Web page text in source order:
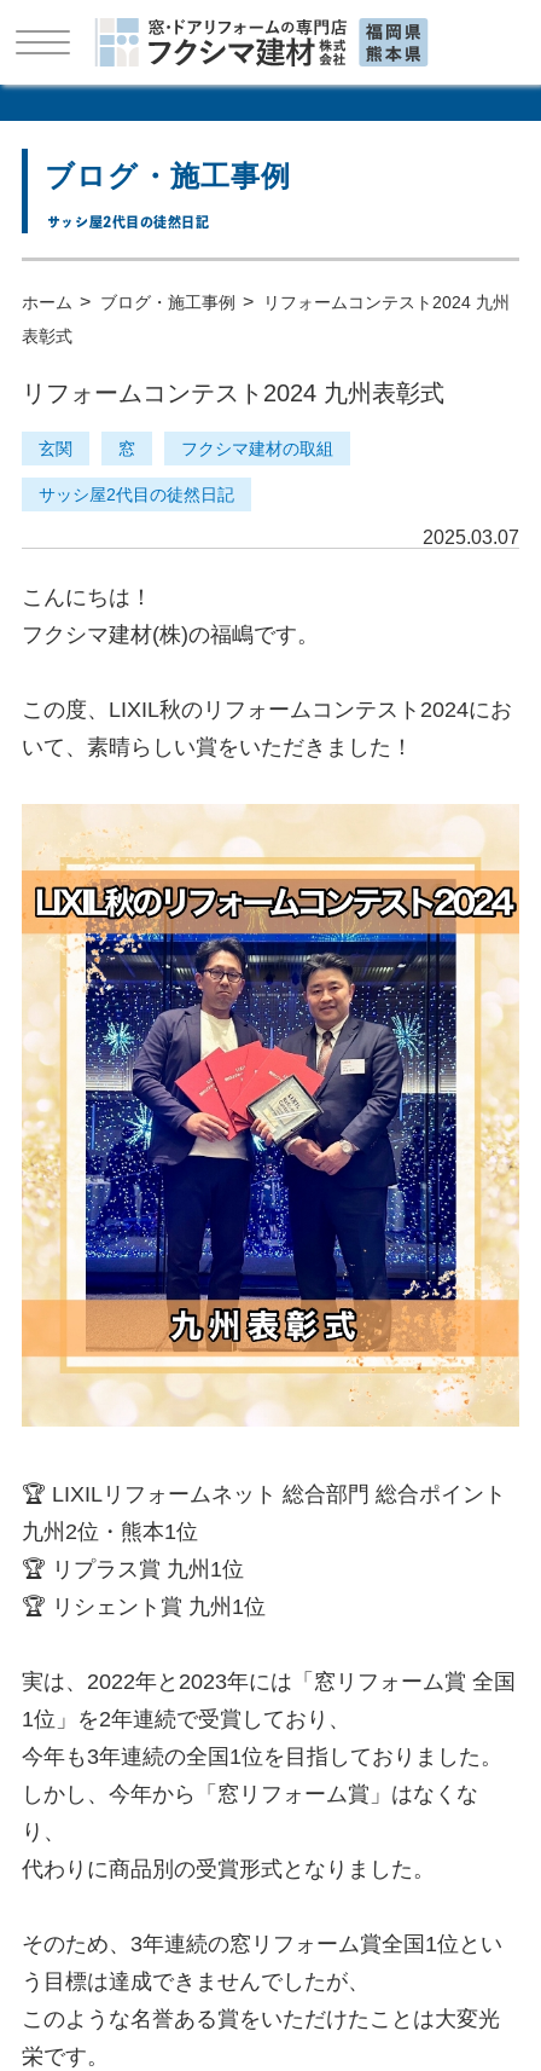
ブログ・施工事例
サッシ屋2代目の徒然日記
ホーム > ブログ・施工事例 >
リフォームコンテスト2024 九州
表彰式
リフォームコンテスト2024 九州表彰式
玄関 窓 フクシマ建材の取組
サッシ屋2代目の徒然日記
2025.03.07
こんにちは！
フクシマ建材(株)の福嶋です。
この度、LIXIL秋のリフォームコンテスト2024にお
いて、素晴らしい賞をいただきました！
🏆 LIXILリフォームネット 総合部門 総合ポイント
九州2位・熊本1位
🏆 リプラス賞 九州1位
🏆 リシェント賞 九州1位
実は、2022年と2023年には「窓リフォーム賞 全国
1位」を2年連続で受賞しており、
今年も3年連続の全国1位を目指しておりました。
しかし、今年から「窓リフォーム賞」はなくな
り、
代わりに商品別の受賞形式となりました。
そのため、3年連続の窓リフォーム賞全国1位とい
う目標は達成できませんでしたが、
このような名誉ある賞をいただけたことは大変光
栄です。